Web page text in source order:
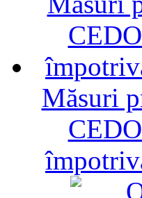
Măsuri